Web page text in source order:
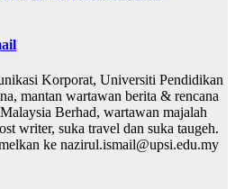
Korporat, Universiti Pendidikan
mantan wartawan berita & rencana
Berhad, wartawan majalah
writer, suka travel dan suka taugeh.
ke nazirul.ismail@upsi.edu.my